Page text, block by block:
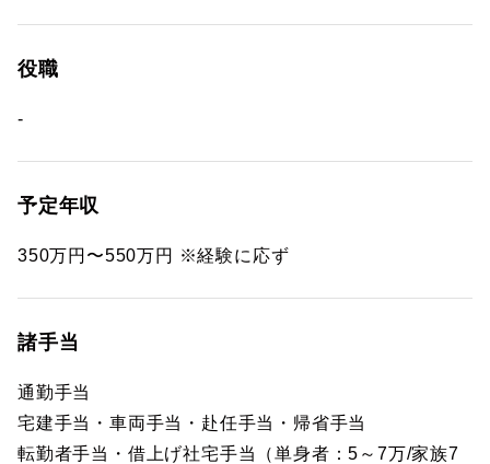
役職
-
予定年収
350万円〜550万円 ※経験に応ず
諸手当
通勤手当
宅建手当・車両手当・赴任手当・帰省手当
転勤者手当・借上げ社宅手当（単身者：5～7万/家族7